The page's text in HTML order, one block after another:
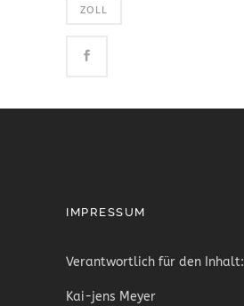
ZOLL
IMPRESSUM
Verantwortlich für den Inhalt:
Kai-jens Meyer